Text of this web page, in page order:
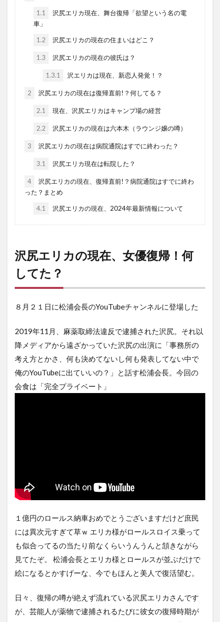
1.1
沢尻エリカ現在、舞台復帰「欲望という名の電
車」
1.2 沢尻エリカの現在の住まいはどこ？
1.3 沢尻エリカの現在の彼氏は？
1.3.1 沢エリカは現在、新恋人発覚！？
2 沢尻エリカの現在は復帰直前!？何してる？
2.1 現在、沢尻エリカはキャンプ場の経営
2.2 沢尻エリカの現在は六本木（ラウンジ嬢の噂）
3 沢尻エリカの現在は病院通院はすでに終わった？
3.1 沢尻エリカ現在は転院した？
4
沢尻エリカの現在、復帰直前!？病院通院はすでに終わ
った？まとめ
4.1 沢尻エリカの現在、2024年最新情報について
沢尻エリカの現在、女優復帰！何
してた？
８月２１日に松浦会長のYouTubeチャンネルに登場した
2019年11月、麻薬取締法違反で逮捕された沢尻。それ以
降メディアから遠ざかっていた沢尻の出演に「事務所の
考え方とかさ、何も決めてないし何も発表してない中で
俺のYouTubeに出ていいの？」と話す松浦会長。今回の
会食は「完全プライベート」
１億円のロールス納車おめでとうございますだけど庶民
には異次元すぎて草ｗ エリカ様がロールスロイス乗って
も似合ってるの当たり前なくらいうんうんと頷きながら
見てたぞ。 松浦会長とエリカ様とロールスが並ぶだけで
絵になるとかすげーな、今でもほんと美人で復活望む。
日々、復帰の噂が絶えず流れている沢尻エリカさんです
が、芸能人が薬物で逮捕されるたびに彼女の復帰時期が